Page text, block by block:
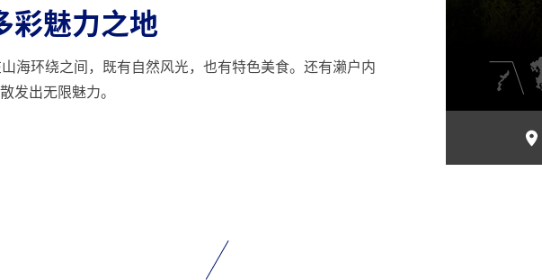
彩魅力之地
海环绕之间，既有自然风光，也有特色美食。还有濑户内
发出无限魅力。